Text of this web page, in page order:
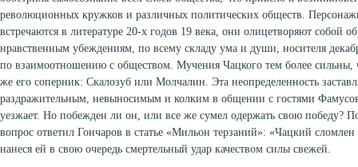
революционных кружков и различных политических обществ.
встречаются в литературе 20-х годов 19 века, они олицетворяют собой
нравственным убеждениям, по всему складу ума и души, носителя
по взаимоотношению с обществом. Мучения Чацкого тем более сильны,
же его соперник: Скалозуб или Молчалин. Эта неопределенность
раздражительным, невыносимым и колким в общении с гостями
уезжает. Но побежден ли он, или все же сумел одержать свою победу?
вопрос ответил Гончаров в статье «Мильон терзаний»: «Чацкий
нанеся ей в свою очередь смертельный удар качеством силы свежей.